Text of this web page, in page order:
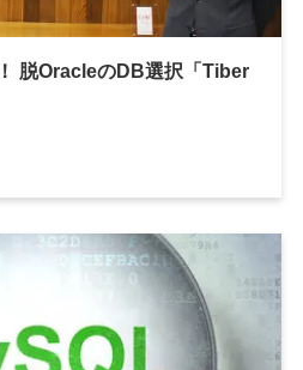
脱OracleのDB選択「Tiber